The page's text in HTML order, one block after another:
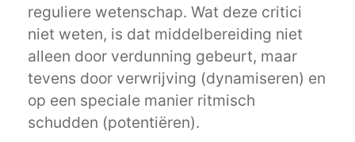
reguliere wetenschap. Wat deze critici
niet weten, is dat middelbereiding niet
alleen door verdunning gebeurt, maar
tevens door verwrijving (dynamiseren) en
op een speciale manier ritmisch
schudden (potentiëren).